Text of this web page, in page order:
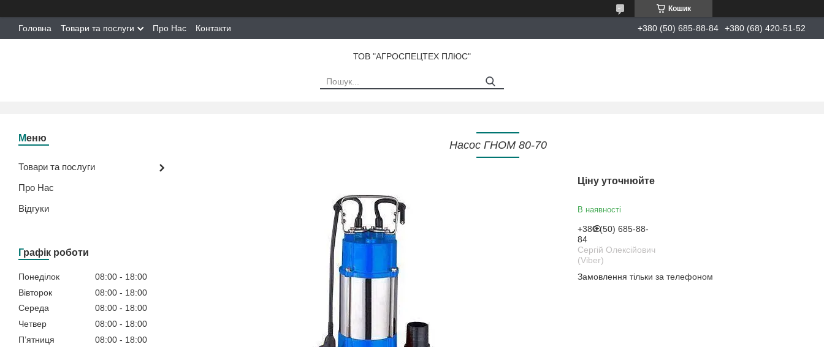
Кошик
Головна Товари та послуги Про Нас Контакти +380 (50) 685-88-84 +380 (68) 420-51-52
ТОВ "АГРОСПЕЦТЕХ ПЛЮС"
Товари та послуги
Про Нас
Відгуки
Графік роботи
Понеділок 08:00
18:00
Вівторок
08:00
18:00
Середа
08:00
18:00
Четвер
08:00
18:00
Пʼятниця
08:00
18:00
Насос ГНОМ 80-70
Ціну уточнюйте
В наявності
+380 (50) 685-88-
84
Сергій Олексійович
(Viber)
Замовлення тільки за телефоном